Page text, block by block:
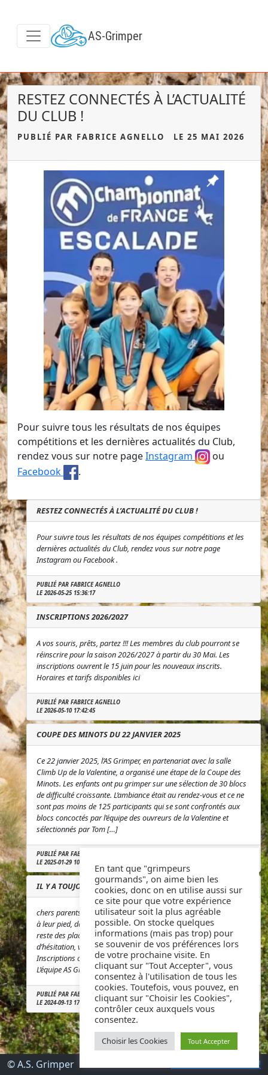
AS-Grimper
RESTEZ CONNECTÉS À L’ACTUALITÉ
DU CLUB !
PUBLIÉ PAR FABRICE AGNELLO LE 25 MAI 2026
Pour suivre tous les résultats de nos équipes
compétitions et les dernières actualités du Club,
rendez vous sur notre pageInstagram
ou
Facebook
.
RESTEZ CONNECTÉS À L’ACTUALITÉ DU CLUB !
Pour suivre tous les résultats de nos équipes compétitions et les
dernières actualités du Club, rendez vous sur notre page
Instagram ou Facebook .
PUBLIÉ PAR FABRICE AGNELLO
LE 2026-05-25 15:36:17
INSCRIPTIONS 2026/2027
A vos souris, prêts, partez !!! Les membres du club pourront se
réinscrire pour la saison 2026/2027 à partir du 30 Mai. Les
inscriptions ouvrent le 15 juin pour les nouveaux inscrits.
Horaires et tarifs disponibles ici
PUBLIÉ PAR FABRICE AGNELLO
LE 2026-05-10 17:42:45
COUPE DES MINOTS DU 22 JANVIER 2025
Ce 22 janvier 2025, l’AS Grimper, en partenariat avec la salle
Climb Up de la Valentine, a organisé une étape de la Coupe des
Minots. Les enfants ont pu grimper sur une sélection de 30 blocs
de difficulté croissante. L’ambiance était au rendez-vous et ce ne
sont pas moins de 125 participants qui se sont confrontés aux
blocs concoctés par l’équipe des ouvreurs de la Valentine et
sélectionnés par Tom […]
PUBLIÉ PAR FABRICE AGNELLO
LE 2025-01-29 10:11:31
IL Y A TOUJOURS DES PLACES DISPONIBLES !
chers parents, nombreux sont ceux qui n’ont pu trouver chausson
à leur pied, dans leurs choix d’activités. Mais pas d’inquiétudes, il
reste des places et si vous désirez nous rejoindre, pas
d’hésitation, vous pouvez vous inscrire ici à l’adresse suivante
Inscriptions ou nous contacter au 07 49 55 54 77. A très bientôt !
L’équipe AS Grimper
PUBLIÉ PAR FABRICE AGNELLO
LE 2024-09-13 17:45:17
Retour au Sommet !
© A.S. Grimper
En tant que "grimpeurs
gourmands", on aime bien les
cookies, donc on en utilise aussi sur
ce site pour que votre expérience
utilisateur soit la plus agréable
possible. On stocke quelques
informations (mais pas trop) pour
se souvenir de vos préférences lors
de votre prochaine visite. En
cliquant sur "Tout Accepter", vous
consentez à l'utilisation de tous les
cookies. Toutefois, vous pouvez, en
cliquant sur "Choisir les Cookies",
contrôler ceux auxquels vous
consentez.
Choisir les Cookies Tout Accepter